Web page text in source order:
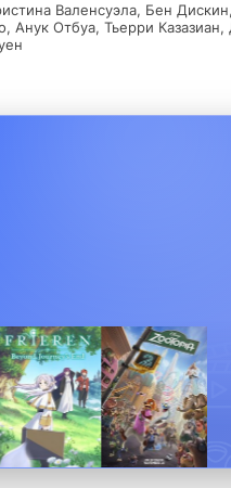
Валенсуэла, Бен
Анук Отбуа, Тьерри